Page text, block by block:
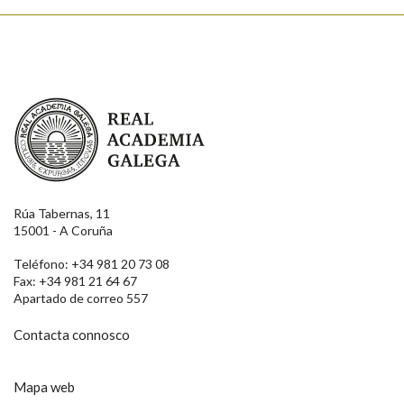
Real Academia Galega
Rúa Tabernas, 11
15001 - A Coruña
Teléfono: +34 981 20 73 08
Fax: +34 981 21 64 67
Apartado de correo 557
Contacta connosco
Mapa web